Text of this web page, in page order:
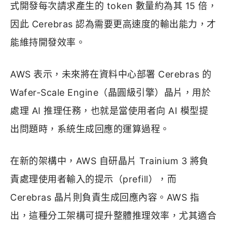
式開發每次請求產生的 token 數量約為其 15 倍，
因此 Cerebras 認為需要更高速度的輸出能力，才
能維持開發效率。
AWS 表示，未來將在資料中心部署 Cerebras 的
Wafer-Scale Engine（晶圓級引擎）晶片，用於
處理 AI 推理任務，也就是當使用者向 AI 模型提
出問題時，系統生成回應的運算過程。
在新的架構中，AWS 自研晶片 Trainium 3 將負
責處理使用者輸入的提示（prefill），而
Cerebras 晶片則負責生成回應內容。AWS 指
出，這種分工架構可提升整體推理效率，尤其適合